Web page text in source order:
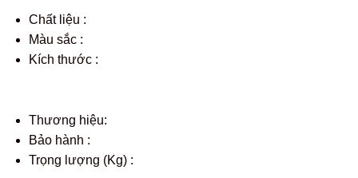
Chất liệu :
Màu sắc :
Kích thước :
Thương hiệu:
Bảo hành :
Trọng lượng (Kg) :